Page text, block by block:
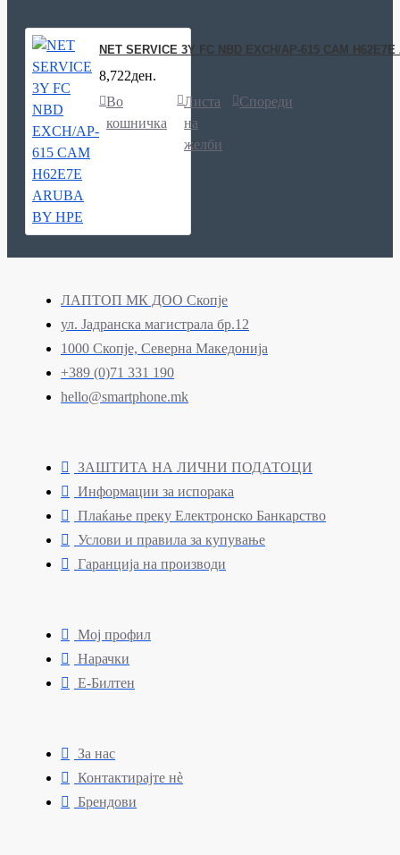
NET SERVICE 3Y FC NBD EXCH/AP-615 CAM
8,722ден.
Во
кошничка
Листа
на
желби
Спореди
ЛАПТОП МК ДОО Скопје
ул. Јадранска магистрала бр.12
1000 Скопје, Северна Македонија
+389 (0)71 331 190
hello@smartphone.mk
ЗАШТИТА НА ЛИЧНИ ПОДАТОЦИ
Информации за испорака
Плаќање преку Електронско Банкарство
Услови и правила за купување
Гаранција на производи
Мој профил
Нарачки
Е-Билтен
За нас
Контактирајте нè
Брендови